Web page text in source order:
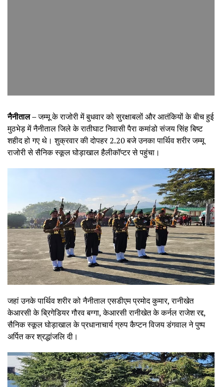
नैनीताल –जम्मू के राजोरी में बुधवार को सुरक्षाबलों और आतंकियों के बीच हुई
मुठभेड़ में नैनीताल जिले के रातीघाट निवासी पैरा कमांडो संजय सिंह बिष्ट
शहीद हो गए थे। शुक्रवार की दोपहर 2.20 बजे उनका पार्थिव शरीर जम्मू
राजोरी से सैनिक स्कूल घोड़ाखाल हैलीकॉप्टर से पहुंचा।
जहां उनके पार्थिव शरीर को नैनीताल एसडीएम प्रमोद कुमार, रानीखेत
केआरसी के ब्रिगेडियर गौरव बग्गा, केआरसी रानीखेत के कर्नल राजेश रद्द,
सैनिक स्कूल घोड़ाखाल के प्रधानाचार्य ग्रुप कैप्टन विजय डंगवाल ने पुष्प
अर्पित कर श्रद्धांजलि दी।